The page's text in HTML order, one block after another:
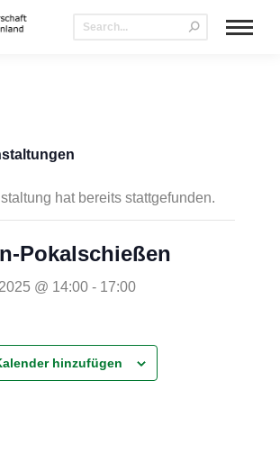
hat bereits stattgefunden.
Pokalschießen
@ 14:00 - 17:00
hinzufügen